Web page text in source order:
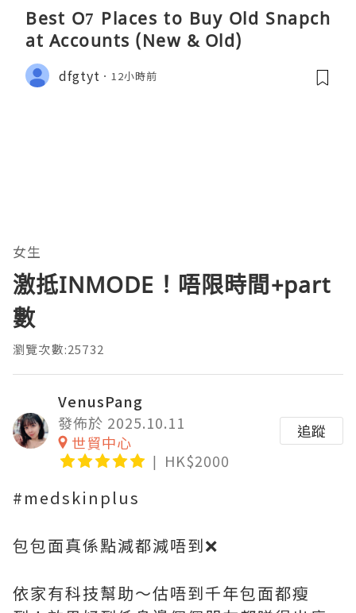
Best O7 Places to Buy Old Snapch
at Accounts (New & Old)
dfgtyt 12小時前
女生
激抵INMODE！唔限時間+part
數
瀏覽次數:25732
VenusPang
發佈於 2025.10.11
世貿中心
HK$2000
追蹤
#medskinplus
包包面真係點減都減唔到❌
依家有科技幫助～估唔到千年包面都瘦